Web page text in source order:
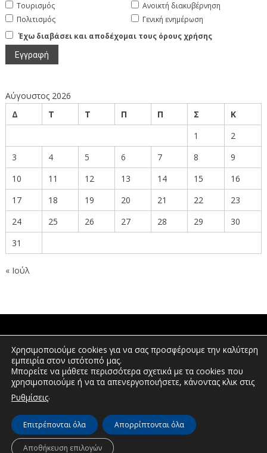
Τουρισμός
Πολιτισμός
Ανοικτή διακυβέρνηση
Γενική ενημέρωση
Έχω διαβάσει και αποδέχομαι τους όρους χρήσης
Αύγουστος 2026
Δ
Τ Τ Π Π Σ
Κ
1
2
3
4 5 6 7 8
9
10
11 12 13 14 15
16
17
18 19 20 21 22
23
24
25 26 27 28 29
30
31
« Ιούλ
ΠΟΛΙΤΕΣ
ΕΠΕΝΔΥΤΕΣ
© Διεύθυνση Διαφάνειας & Ηλεκτρονικής Διακυβέρνησης | Περιφέρεια
Δυτικής Μακεδονίας | 2026
Χρησιμοποιούμε cookies για να σας προσφέρουμε την καλύτερη
εμπειρία στον ιστότοπό μας.
Μπορείτε να μάθετε περισσότερα σχετικά με τα cookies που
χρησιμοποιούμε ή να τα απενεργοποιήσετε, κάνοντας κλικ στις
Ρυθμίσεις.
Επιτρέπονται όλα Απορρίπτονται όλα
Αποθήκευση επιλογών